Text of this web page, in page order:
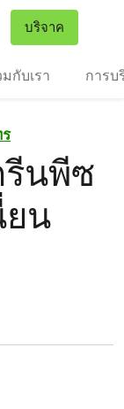
บริจาค
มกับเรา การบ
รีนพีซ
ยน